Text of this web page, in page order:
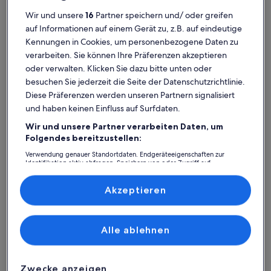
10 von 10
Außergewöhnlich
außergewöhnlich
(63
bewertungen)
Altpörtel: Ferienunterkünfte mit
Top-Bewertung
Ruhige Wohnlage.
Weitere Infos zu Gemütliche Ferienwohnung in Edesheim
Weitere
Wir und unsere16 Partner speichern und/ oder greifen
auf Informationen auf einem Gerät zu, z.B. auf eindeutige
Kennungen in Cookies, um personenbezogene Daten zu
verarbeiten. Sie können Ihre Präferenzen akzeptieren
oder verwalten. Klicken Sie dazu bitte unten oder
besuchen Sie jederzeit die Seite der Datenschutzrichtlinie.
Diese Präferenzen werden unseren Partnern signalisiert
und haben keinen Einfluss auf Surfdaten.
Wir und unsere Partner verarbeiten Daten, um
Folgendes bereitzustellen:
Verwendung genauer Standortdaten. Endgeräteeigenschaften zur
Identifikation aktiv abfragen. Speichern von oder Zugriff auf
Inhalte, Messung von Werbeleistung und der Performance von Inhalten,
Zielgruppenforschung sowie Entwicklung und Verbesserung von
Liste der Partner (Lieferanten)
Zwecke anzeigen
Alle ablehnen
Akzeptieren